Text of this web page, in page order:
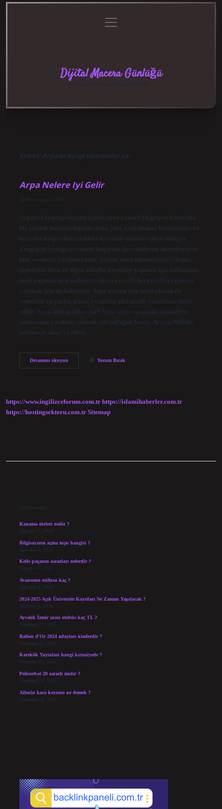
menüyü
aç
Dijital Macera Günlüğü
Etiket: Arpada hangi vitaminler var
Arpa Nelere Iyi Gelir
Tarih: Aralık 5, 2024
Arpayı kaynatıp suyunu içmek neye yarar? Doğru ve kontrollü
bir şekilde kullanıldığında arpa çayı, kalp damar hastalıkları ve
koroner kalp rahatsızlıkları üzerinde olumlu etkiye sahiptir.
Zengin lif içeriği sayesinde bağırsak hareketlerini düzenleyerek
kilo vermeye yardımcı olur. Arpayı nasıl tüketmeliyiz? Arpa,
genellikle bira ve diğer alkollü içecekler yapmak için kullanılan
malt yapmak için kullanılır. Ayrıca çeşitli fırın tarifleri için un
yapmak için de kullanılır. Arpa ayrıca tam tahıl olarak da
yenebilir ve çorba, güveç ve salata gibi çeşitli yemeklere dahil
edilir. Arpa iltihap söker mi? Arpa suyu vücuttaki toksinlerin
atılmasına yardımcı olarak cilt sağlığını korur. Ayrıca iltihabı
azaltarak akne ve tıkalı…
Devamını okuyunArpa
Yorum Bırak
https://www.ingilizceforum.com.tr https://islamihaberler.com.tr
https://hostingsektoru.com.tr Sitemap
Son Yazılar
Kanama türleri nedir ?
Ağustos 7, 2026
Bilgisayarın açma tuşu hangisi ?
Ağustos 6, 2026
Kelle paçanın zararları nelerdir ?
Ağustos 5, 2026
Avanosun nüfusu kaç ?
Ağustos 4, 2026
2024-2025 Açık Üniversite Kayıtları Ne Zaman Yapılacak ?
Ağustos 3, 2026
Ayvalık İzmir arası otobüs kaç TL ?
Temmuz 27, 2026
Ballon d’Or 2024 adayları kimlerdir ?
Temmuz 25, 2026
Karekök Yayınları hangi kırtasiyede ?
Temmuz 24, 2026
Polisorbat 20 zararlı mıdır ?
Temmuz 18, 2026
Ailenin kara koyunu ne demek ?
Temmuz 16, 2026